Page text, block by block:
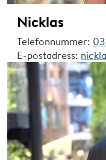
Nicklas
Telefonnummer:
E-postadress: